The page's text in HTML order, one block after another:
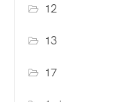
12
13
17